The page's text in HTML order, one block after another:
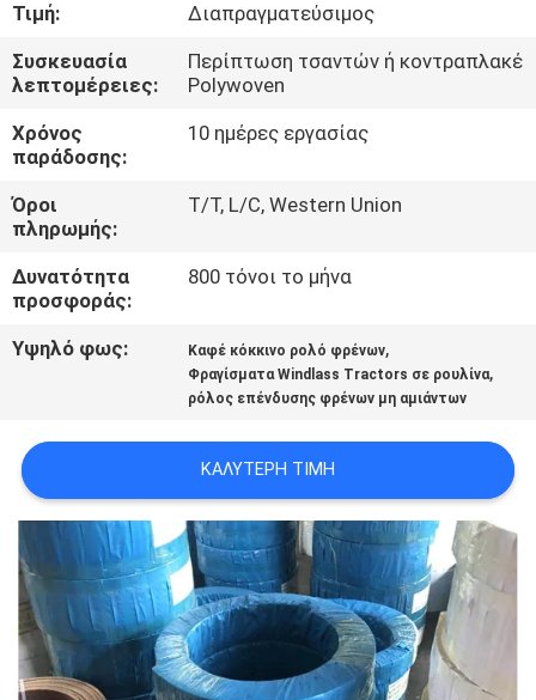
ΕΛΆΤΕ
ΣΕ
ΕΠΑΦΉ
ΜΕ
ΖΗΤΉΣΤΕ
ΈΝΑ
ΑΠΌΣΠΑΣΜΑ
PRIVACY
POLICY
Τιμή:
Διαπραγματεύσιμος
Συσκευασία
λεπτομέρειες:
Περίπτωση τσαντών ή κοντραπλακέ
Polywoven
Χρόνος
παράδοσης:
10 ημέρες εργασίας
Όροι
πληρωμής:
T/T, L/C, Western Union
Δυνατότητα
προσφοράς:
800 τόνοι το μήνα
Υψηλό φως: Καφέ κόκκινο ρολό φρένων,
Φραγίσματα Windlass Tractors σε ρουλίνα,
ρόλος επένδυσης φρένων μη αμιάντων
ΚΑΛΎΤΕΡΗ ΤΙΜΉ